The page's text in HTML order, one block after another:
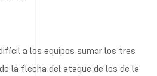
a los equipos sumar los tres
la flecha del ataque de los de la